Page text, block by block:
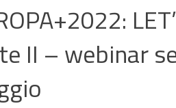
II – webinar